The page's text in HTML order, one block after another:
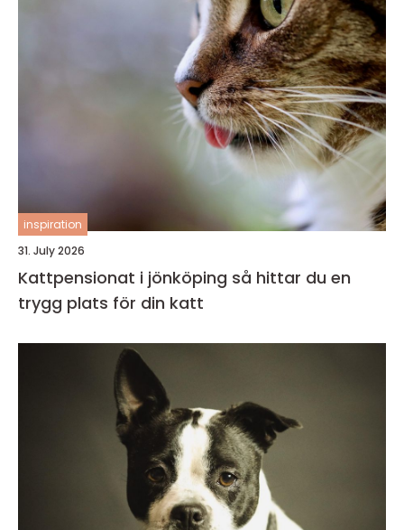
inspiration
31. July 2026
Kattpensionat i jönköping så hittar du en
trygg plats för din katt